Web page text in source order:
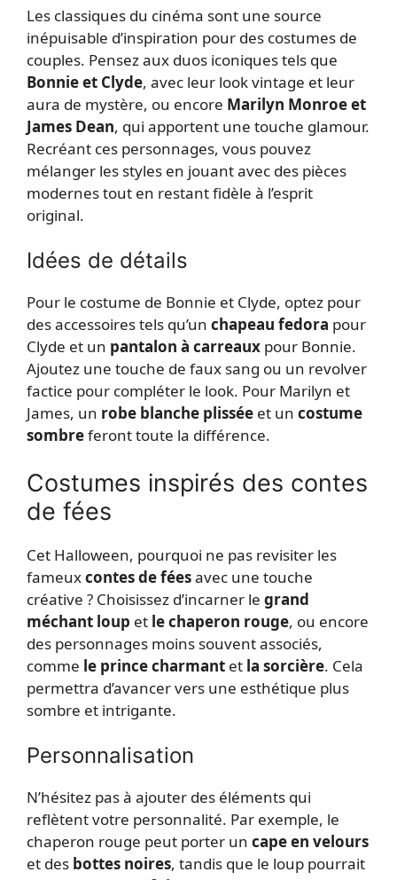
Les classiques du cinéma sont une source
inépuisable d’inspiration pour des costumes de
couples. Pensez aux duos iconiques tels que
Bonnie et Clyde, avec leur look vintage et leur
aura de mystère, ou encore Marilyn Monroe et
James Dean, qui apportent une touche glamour.
Recréant ces personnages, vous pouvez
mélanger les styles en jouant avec des pièces
modernes tout en restant fidèle à l’esprit
original.
Idées de détails
Pour le costume de Bonnie et Clyde, optez pour
des accessoires tels qu’un chapeau fedora pour
Clyde et un pantalon à carreaux pour Bonnie.
Ajoutez une touche de faux sang ou un revolver
factice pour compléter le look. Pour Marilyn et
James, un robe blanche plissée et un costume
sombreferont toute la différence.
Costumes inspirés des contes
de fées
Cet Halloween, pourquoi ne pas revisiter les
fameuxcontes de féesavec une touche
créative ? Choisissez d’incarner le grand
méchant loup et le chaperon rouge, ou encore
des personnages moins souvent associés,
comme le prince charmant et la sorcière. Cela
permettra d’avancer vers une esthétique plus
sombre et intrigante.
Personnalisation
N’hésitez pas à ajouter des éléments qui
reflètent votre personnalité. Par exemple, le
chaperon rouge peut porter un cape en velours
et des bottes noires, tandis que le loup pourrait